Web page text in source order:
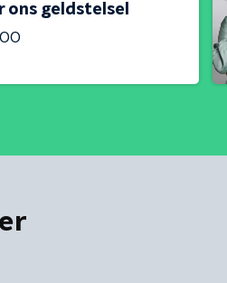
ons geldstelsel